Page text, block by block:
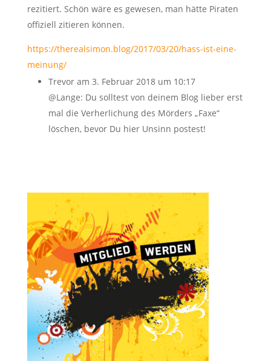
rezitiert. Schön wäre es gewesen, man hätte Piraten
offiziell zitieren können.
https://therealsimon.blog/2017/03/20/hass-ist-eine-
meinung/
Trevor am 3. Februar 2018 um 10:17
@Lange: Du solltest von deinem Blog lieber erst
mal die Verherlichung des Mörders „Faxe“
löschen, bevor Du hier Unsinn postest!